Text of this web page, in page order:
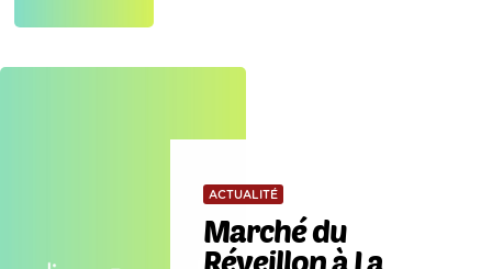
ACTUALITÉ
Marché du
Réveillon à La